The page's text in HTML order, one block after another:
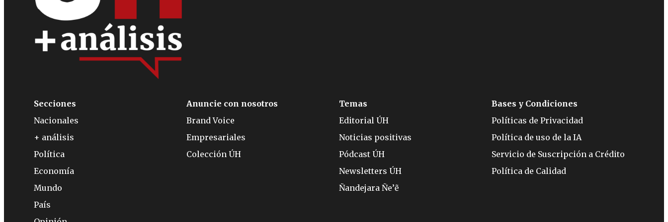
Secciones
Nacionales
+ análisis
Política
Economía
Mundo
País
Anuncie con nosotros
Brand Voice
Empresariales
Colección ÚH
Temas
Editorial ÚH
Noticias positivas
Pódcast ÚH
Newsletters ÚH
Ñandejara Ñe’ẽ
Bases y Condiciones
Políticas de Privacidad
Política de uso de la IA
Servicio de Suscripción a Crédito
Política de Calidad